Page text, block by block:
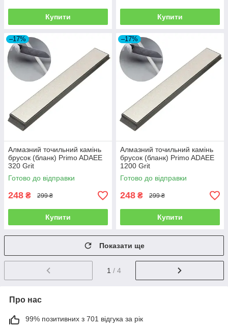
Купити Купити
–17%
Алмазний точильний камінь
брусок (бланк) Primo ADAEE
320 Grit
Готово до відправки
248 ₴ 299 ₴
Купити
–17%
Алмазний точильний камінь
брусок (бланк) Primo ADAEE
1200 Grit
Готово до відправки
248 ₴ 299 ₴
Купити
Показати ще
1 / 4
Про нас
99% позитивних з 701 відгука за рік